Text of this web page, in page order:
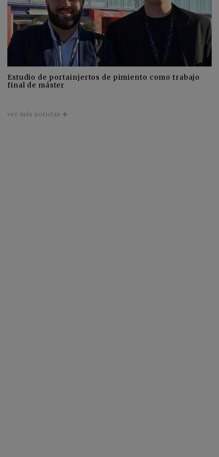
Estudio de portainjertos de pimiento como trabajo
final de máster
ver más noticias